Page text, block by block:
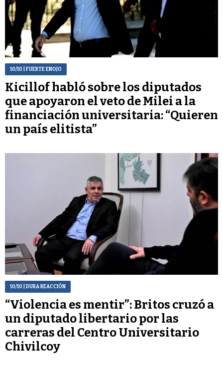
10/10 | FUERTE ENOJO
Kicillof habló sobre los diputados
que apoyaron el veto de Milei a la
financiación universitaria: “Quieren
un país elitista”
10/10 | DURA REACCIÓN
“Violencia es mentir”: Britos cruzó a
un diputado libertario por las
carreras del Centro Universitario
Chivilcoy